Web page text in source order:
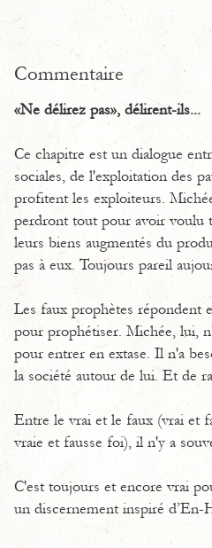
Commentaire
«Ne délirez pas», délirent-ils...
Ce chapitre est un dialogue
sociales, de l'exploitation des
profitent les exploiteurs.
perdront tout pour avoir voulu
leurs biens augmentés du
pas à eux. Toujours pareil
Les faux prophètes répondent
pour prophétiser. Michée, lui,
pour entrer en extase. Il n'a
la société autour de lui. Et de
Entre le vrai et le faux (vrai et
vraie et fausse foi), il n'y a
C'est toujours et encore vrai
un discernement inspiré d’En-